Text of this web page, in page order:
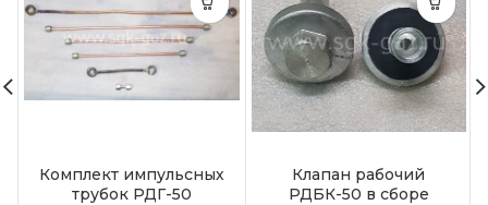
Комплект импульсных
трубок РДГ-50
Клапан рабочий
РДБК-50 в сборе